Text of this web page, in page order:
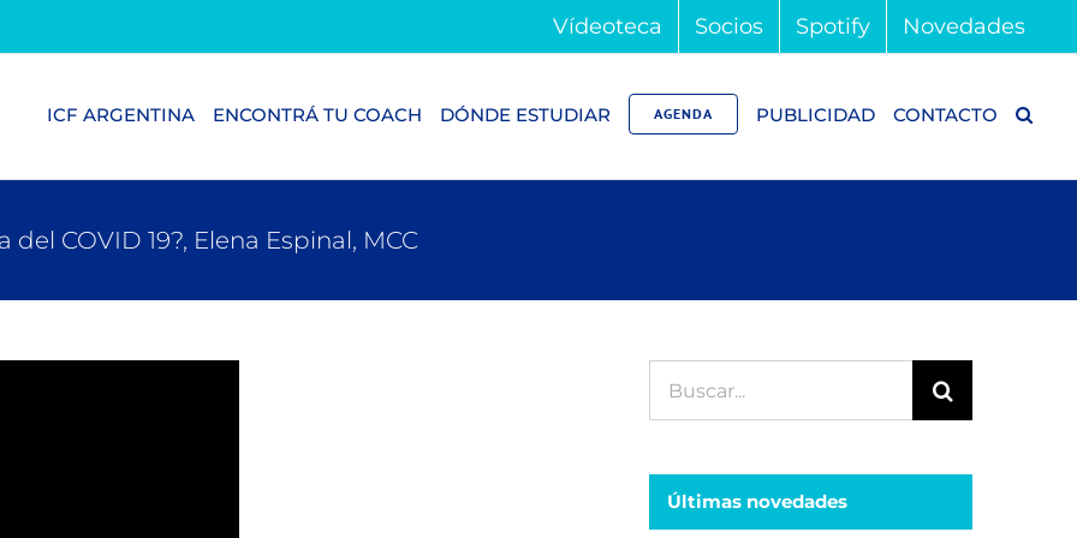
Vídeoteca Socios Spotify Novedades
ICF ARGENTINA ENCONTRÁ TU COACH DÓNDE ESTUDIAR AGENDA PUBLICIDAD CONTACTO
COVID 19?, Elena Espinal, MCC
Últimas novedades